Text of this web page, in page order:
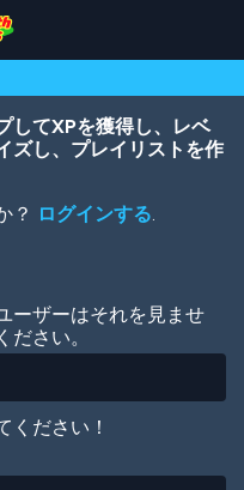
してXPを獲得し、レベ
ズし、プレイリストを作
？ ログインする.
ーザーはそれを見ませ
さい。
ください！